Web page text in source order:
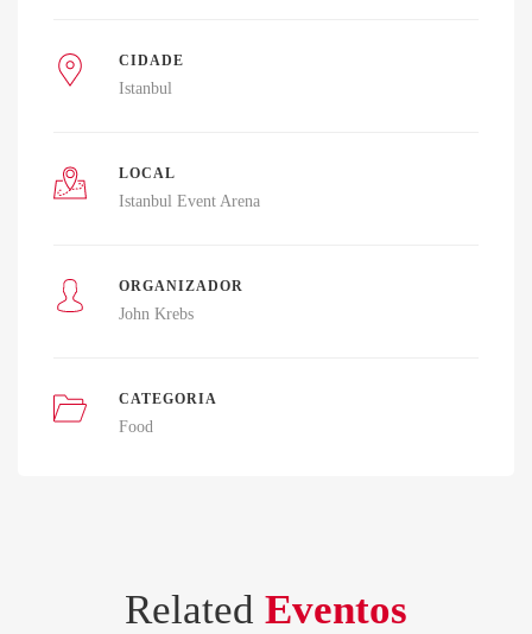
CIDADE
Istanbul
LOCAL
Istanbul Event Arena
ORGANIZADOR
John Krebs
CATEGORIA
Food
Related Eventos